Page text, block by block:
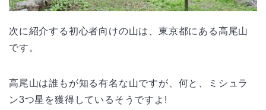
次に紹介する初心者向けの山は、東京都にある高尾山
です。
高尾山は誰もが知る有名な山ですが、何と、ミシュラ
ン3つ星を獲得しているそうですよ!